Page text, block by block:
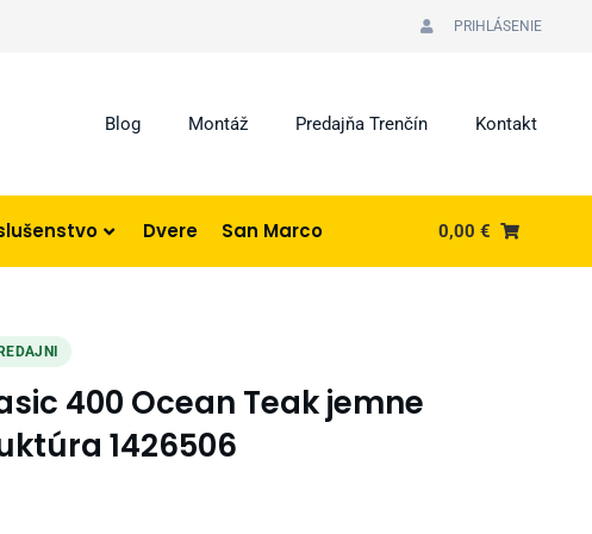
PRIHLÁSENIE
Blog Montáž Predajňa Trenčín Kontakt
Dvere San Marco 0,00€
400 Ocean Teak jemne
1426506